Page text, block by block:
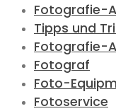
Fotografie-
Tipps und
Fotografie-
Fotograf
Foto-
Fotoservice